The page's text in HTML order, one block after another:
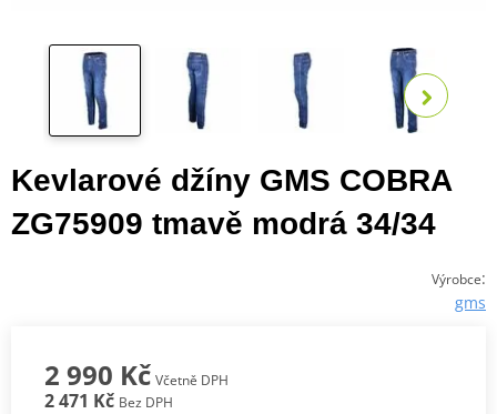
Kevlarové džíny GMS COBRA
ZG75909 tmavě modrá 34/34
Výrobce:
gms
2 990 Kč Včetně DPH
2 471 Kč Bez DPH